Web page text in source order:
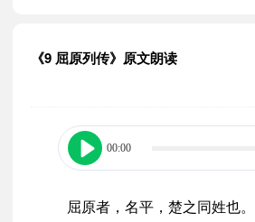
《9 屈原列传》原文朗读
00:00
屈原者，名平，楚之同姓也